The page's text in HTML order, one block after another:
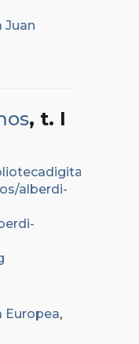
Juan
, t. I
Europea,